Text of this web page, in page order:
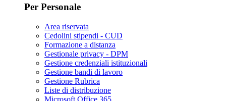
Per Personale
Area riservata
Cedolini stipendi - CUD
Formazione a distanza
Gestionale privacy - DPM
Gestione credenziali istituzionali
Gestione bandi di lavoro
Gestione Rubrica
Liste di distribuzione
Microsoft Office 365